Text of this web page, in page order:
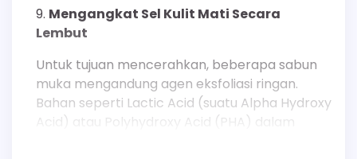
Mengangkat Sel Kulit Mati Secara
Lembut
Untuk tujuan mencerahkan, beberapa sabun
muka mengandung agen eksfoliasi ringan.
Bahan seperti Lactic Acid (suatu Alpha Hydroxy
Acid) atau Polyhydroxy Acid (PHA) dalam